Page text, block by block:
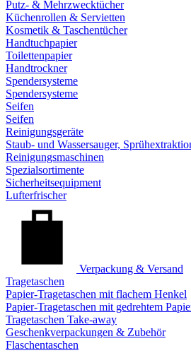
Putz- & Mehrzwecktücher
Küchenrollen & Servietten
Kosmetik & Taschentücher
Handtuchpapier
Toilettenpapier
Handtrockner
Spendersysteme
Spendersysteme
Seifen
Seifen
Reinigungsgeräte
Staub- und Wassersauger,
Reinigungsmaschinen
Spezialsortimente
Sicherheitsequipment
Lufterfrischer
Verpackung & Versand
Tragetaschen
Papier-Tragetaschen mit flachem Henkel
Papier-Tragetaschen mit gedrehtem
Tragetaschen Take-away
Geschenkverpackungen & Zubehör
Flaschentaschen